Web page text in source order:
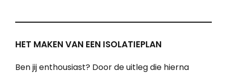
HET MAKEN VAN EEN ISOLATIEPLAN
Ben jij enthousiast? Door de uitleg die hierna